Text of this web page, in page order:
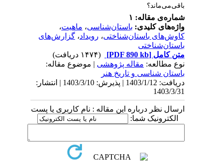
باقیمی‌ماند؟
شماره‌ی مقاله: ۱
واژه‌های کلیدی:باستان‌شناسی،ماهیت،
کاوش‌های باستان‌شناختی،رویداد ،گزارش‌های
باستان‌شناختی
متن کامل[PDF 890 kb]
نوع مطالعه:مقاله پژوهشی| موضوع مقاله:
باستان شناسی و تاریخ هنر
دریافت: 1403/1/12 | پذیرش: 1403/3/10 | انتشار:
1403/3/31
ارسال نظر درباره این مقاله : نام کاربری یا پست
الکترونیک شما: